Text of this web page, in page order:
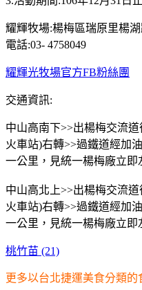
耀輝牧場:楊梅區瑞原里楊
電話:03- 4758049
耀輝光牧場官方FB粉絲團
交通資訊:
中山高南下>>出楊梅交流
火車站)右轉>>過鐵道經加
一公里，見統一楊梅廠立
中山高北上>>出楊梅交流
火車站)右轉>>過鐵道經加
一公里，見統一楊梅廠立
桃竹苗 (21)
更多以台北捷運美食分類的